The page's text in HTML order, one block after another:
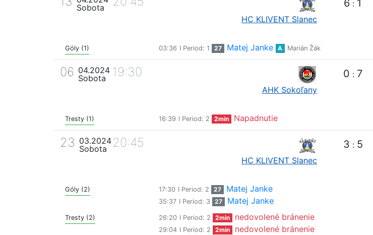
Sobota
HC KLIVENT Slanec
6 : 1
Góly (1) 03:36 I Period: 1 27 Matej Janke A Marián Žák
06 04.2024
Sobota
19:30
AHK Sokoľany
0 : 7
Tresty (1) 16:39 I Period: 2 2min Napadnutie
23 03.2024
Sobota
20:45
HC KLIVENT Slanec
3 : 5
Góly (2) 17:30 I Period: 2 27 Matej Janke
35:37 I Period: 3 27 Matej Janke
Tresty (2) 26:20 I Period: 2 2min nedovolené bránenie
29:04 I Period: 2 2min nedovolené bránenie